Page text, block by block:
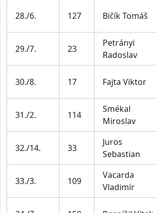
28./6. 127 Bičík Tomáš
29./7. 23
Petrányi
Radoslav
30./8. 17 Fajta Viktor
31./2. 114
Smékal
Miroslav
32./14. 33
Juros
Sebastian
33./3. 109
Vacarda
Vladimír